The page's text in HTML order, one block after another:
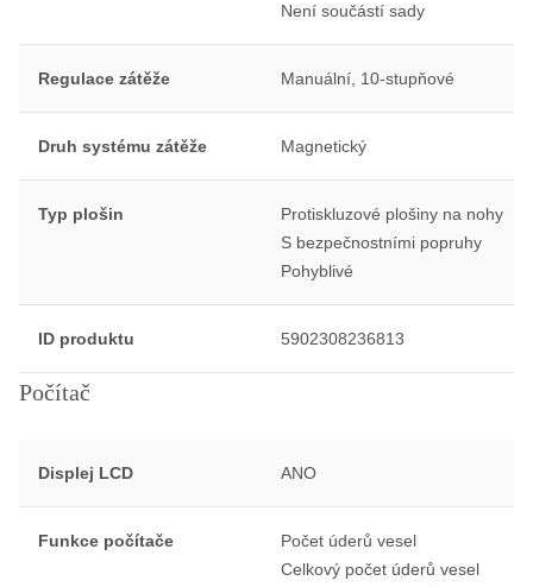
Není součástí sady
Regulace zátěže Manuální, 10-stupňové
Druh systému zátěže Magnetický
Typ plošin
Protiskluzové plošiny na nohy
S bezpečnostními popruhy
Pohyblivé
ID produktu 5902308236813
Počítač
Displej LCD ANO
Funkce počítače
Počet úderů vesel
Celkový počet úderů vesel